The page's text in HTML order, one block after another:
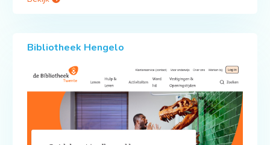
Bibliotheek Hengelo